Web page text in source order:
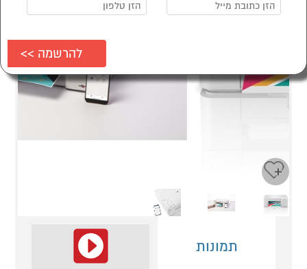
תמונות